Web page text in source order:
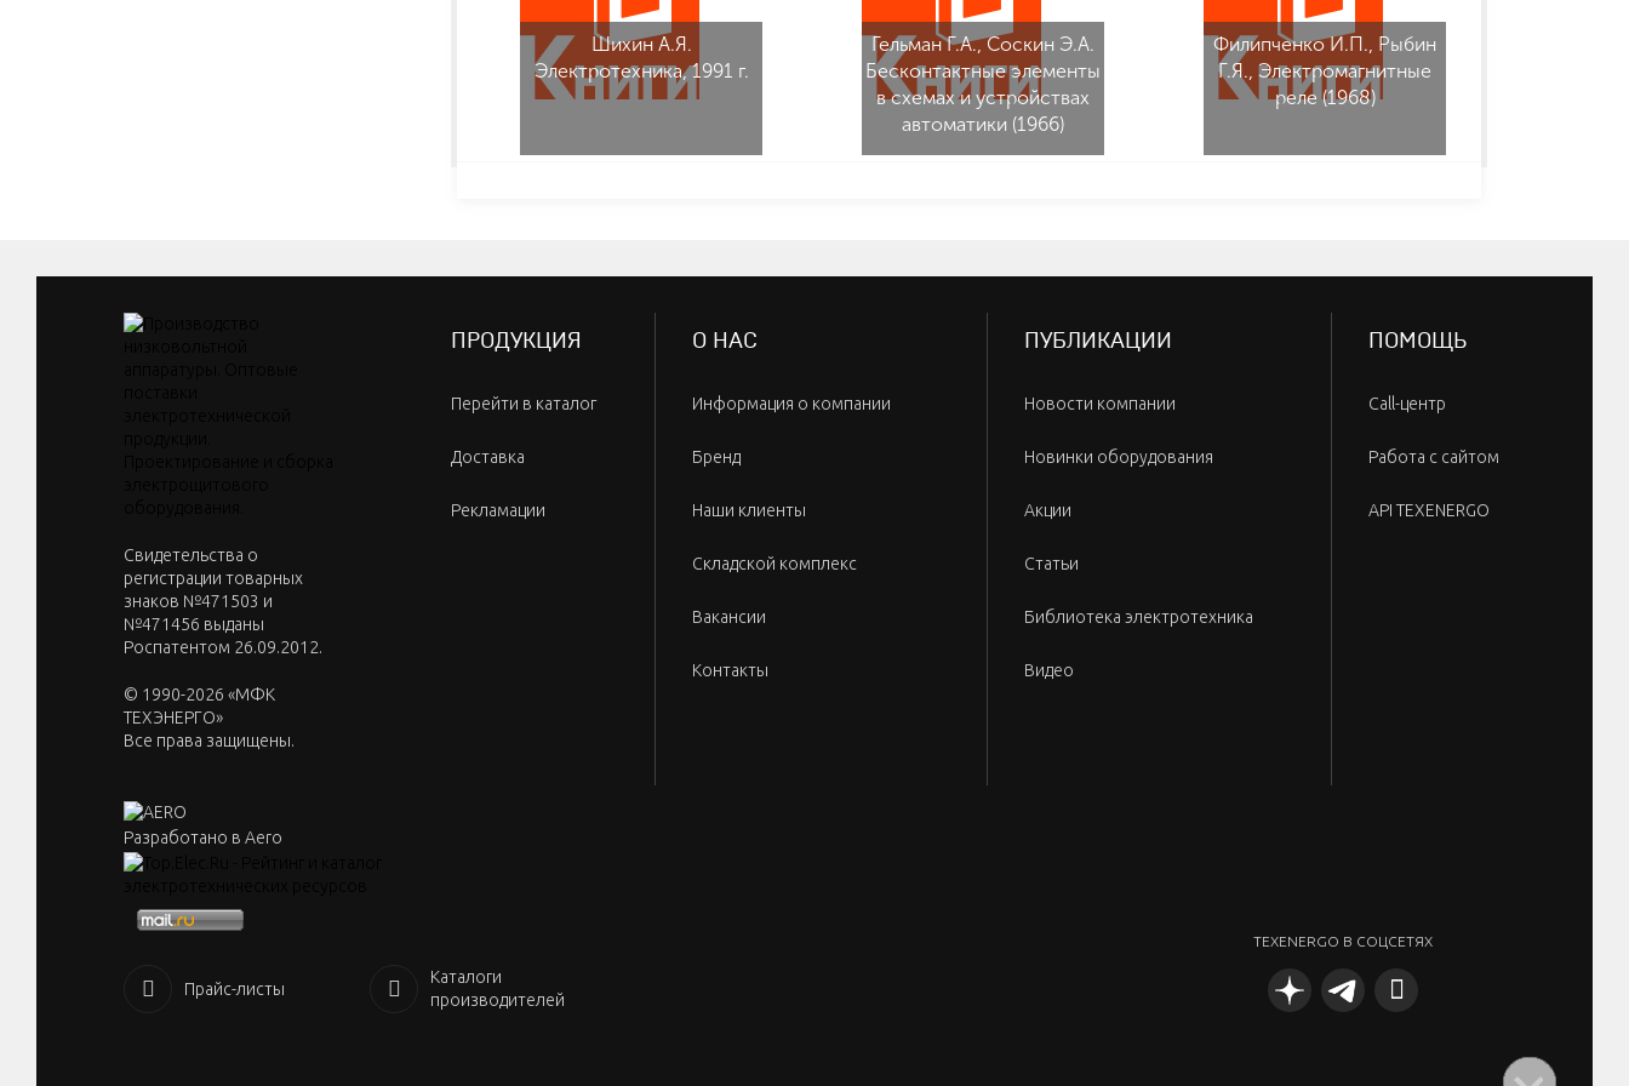
Шихин А.Я.
Электротехника, 1991 г.
Гельман Г.А., Соскин Э.А.
Бесконтактные элементы
в схемах и устройствах
автоматики (1966)
Филипченко И.П., Рыбин
Г.Я., Электромагнитные
реле (1968)
Cвидетельства о
регистрации товарных
знаков №471503 и
№471456 выданы
Роспатентом 26.09.2012.
© 1990-2026 «МФК
ТЕХЭНЕРГО»
Все права защищены.
Разработано в Aero
ПРОДУКЦИЯ
Перейти в каталог
Доставка
Рекламации
О НАС
Информация о компании
Бренд
Наши клиенты
Складской комплекс
Вакансии
Контакты
ПУБЛИКАЦИИ
Новости компании
Новинки оборудования
Акции
Статьи
Библиотека электротехника
Видео
ПОМОЩЬ
Call-центр
Работа с сайтом
API TEXENERGO
TEXENERGO В СОЦСЕТЯХ
Прайс-листы
Каталоги
производителей